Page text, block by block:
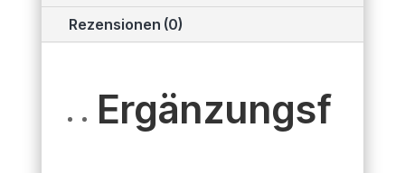
Rezensionen (0)
Ergänzungsf